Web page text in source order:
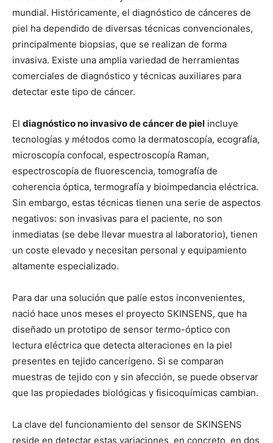
mundial. Históricamente, el diagnóstico de cánceres de
piel ha dependido de diversas técnicas convencionales,
principalmente biopsias, que se realizan de forma
invasiva. Existe una amplia variedad de herramientas
comerciales de diagnóstico y técnicas auxiliares para
detectar este tipo de cáncer.
El diagnóstico no invasivo de cáncer de piel incluye
tecnologías y métodos como la dermatoscopía, ecografía,
microscopía confocal, espectroscopía Raman,
espectroscopía de fluorescencia, tomografía de
coherencia óptica, termografía y bioimpedancia eléctrica.
Sin embargo, estas técnicas tienen una serie de aspectos
negativos: son invasivas para el paciente, no son
inmediatas (se debe llevar muestra al laboratorio), tienen
un coste elevado y necesitan personal y equipamiento
altamente especializado.
Para dar una solución que palíe estos inconvenientes,
nació hace unos meses el proyecto SKINSENS, que ha
diseñado un prototipo de sensor termo-óptico con
lectura eléctrica que detecta alteraciones en la piel
presentes en tejido cancerígeno. Si se comparan
muestras de tejido con y sin afección, se puede observar
que las propiedades biológicas y fisicoquímicas cambian.
La clave del funcionamiento del sensor de SKINSENS
reside en detectar estas variaciones, en concreto, en dos